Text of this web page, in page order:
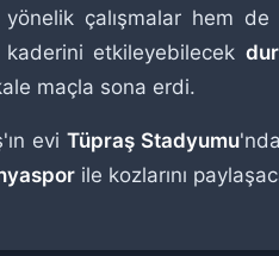
çalışmalar hem
kaderini etkileyebilecek
maçla sona erdi.
evi Tüpraş Stadyumu
ile kozlarını